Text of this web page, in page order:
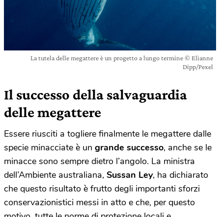
La tutela delle megattere è un progetto a lungo termine © Elianne
Dipp/Pexel
Il successo della salvaguardia
delle megattere
Essere riusciti a togliere finalmente le megattere dalle
specie minacciate è un grande successo, anche se le
minacce sono sempre dietro l’angolo. La ministra
dell’Ambiente australiana, Sussan Ley, ha dichiarato
che questo risultato è frutto degli importanti sforzi
conservazionistici messi in atto e che, per questo